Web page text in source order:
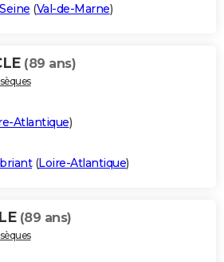
(Val-de-Marne)
(89 ans)
Atlantique)
(Loire-Atlantique)
(89 ans)